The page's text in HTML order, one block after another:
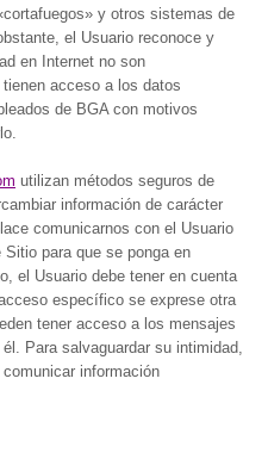
y otros sistemas de
el Usuario reconoce y
en Internet no son
acceso a los datos
de BGA con motivos
utilizan métodos seguros de
información de carácter
comunicarnos con el Usuario
para que se ponga en
el Usuario debe tener en cuenta
específico se exprese otra
tener acceso a los mensajes
Para salvaguardar su intimidad,
información